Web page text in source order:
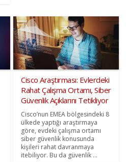
Cisco Araştırması: Evlerdeki
Rahat Çalışma Ortamı, Siber
Güvenlik Açıklarını Tetikliyor
Cisco’nun EMEA bölgesindeki 8
ülkede yaptığı araştırmaya
göre, evdeki çalışma ortamı
siber güvenlik konusunda
kişileri rahat davranmaya
itebiliyor. Bu da güvenlik ...